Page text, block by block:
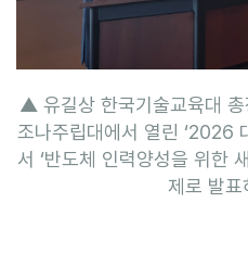
▲ 유길상 한국기술교육대
조나주립대에서 열린 ‘2026
서 ‘반도체 인력양성을 위한
제로 발표